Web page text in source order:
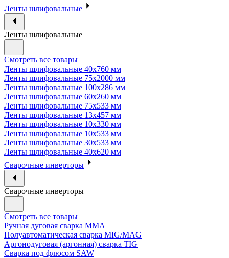
Ленты шлифовальные
Ленты шлифовальные
Смотреть все товары
Ленты шлифовальные 40х760 мм
Ленты шлифовальные 75х2000 мм
Ленты шлифовальные 100х286 мм
Ленты шлифовальные 60х260 мм
Ленты шлифовальные 75х533 мм
Ленты шлифовальные 13х457 мм
Ленты шлифовальные 10х330 мм
Ленты шлифовальные 10х533 мм
Ленты шлифовальные 30х533 мм
Ленты шлифовальные 40х620 мм
Сварочные инверторы
Сварочные инверторы
Смотреть все товары
Ручная дуговая сварка MMA
Полуавтоматическая сварка MIG/MAG
Аргонодуговая (аргонная) сварка TIG
Сварка под флюсом SAW